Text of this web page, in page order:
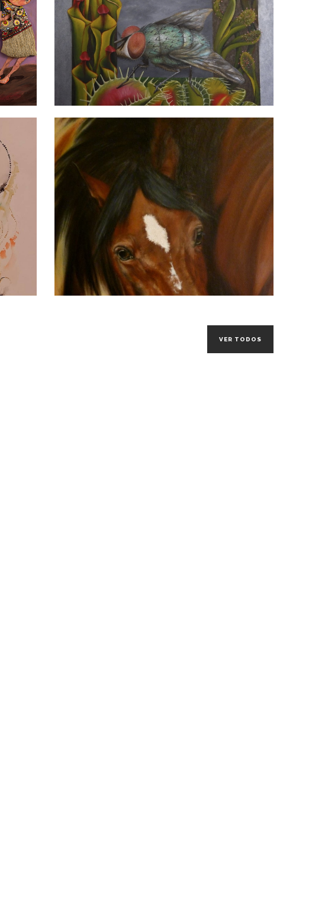
VER TODOS